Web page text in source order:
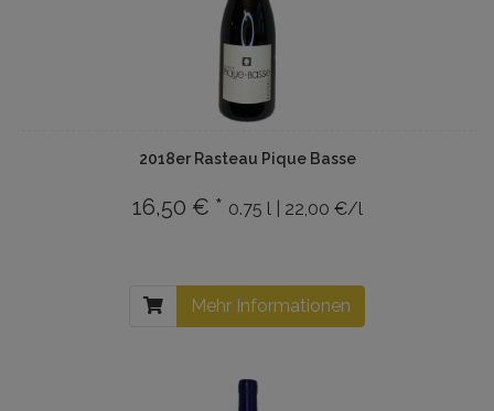
2018er Rasteau Pique Basse
16,50 € * 0.75 l | 22,00 €/l
Mehr Informationen